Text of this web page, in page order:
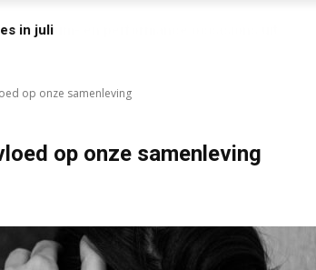
in juli
op onze samenleving
op onze samenleving